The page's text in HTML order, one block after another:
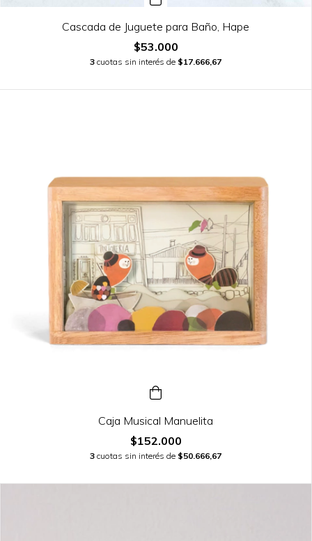
Cascada de Juguete para Baño, Hape
$53.000
3 cuotas sin interés de $17.666,67
Caja Musical Manuelita
$152.000
3 cuotas sin interés de $50.666,67